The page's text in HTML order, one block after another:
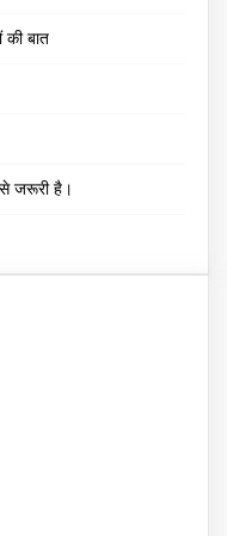
की बात
जरूरी है।